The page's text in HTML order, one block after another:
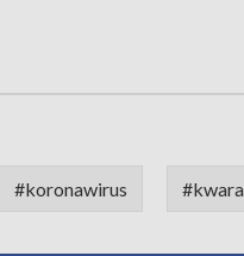
#koronawirus